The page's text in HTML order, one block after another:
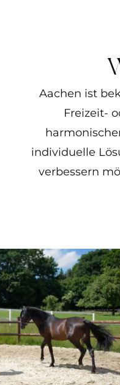
Aachen ist
Freizeit-
individuelle
verbessern